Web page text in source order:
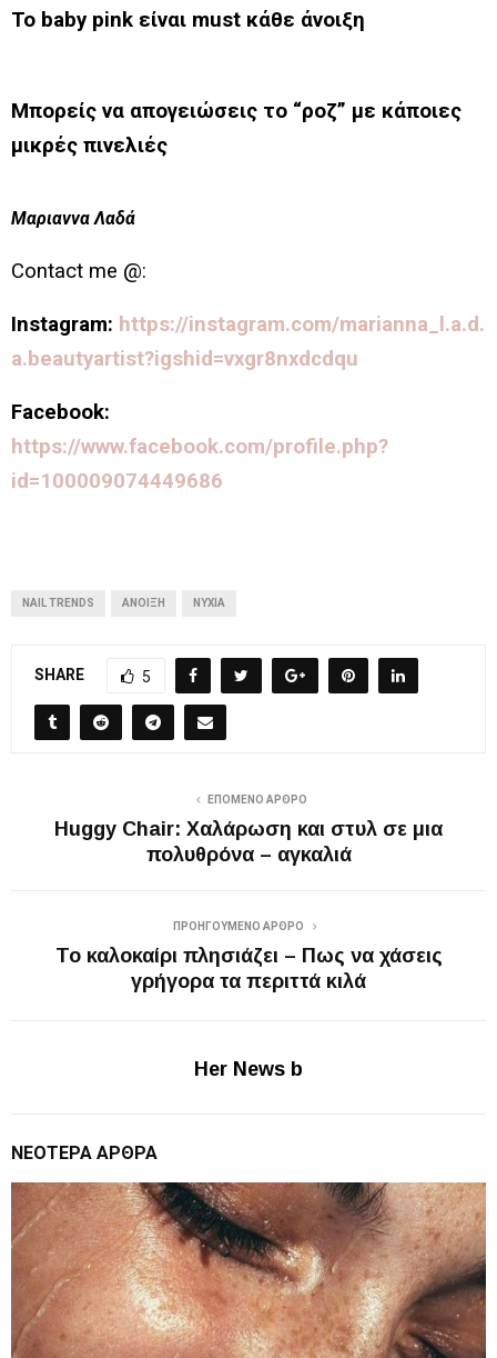
Το baby pink είναι must κάθε άνοιξη
Μπορείς να απογειώσεις το “ροζ” με κάποιες
μικρές πινελιές
Μαριαννα Λαδά
Contact me @:
Instagram: https://instagram.com/marianna_l.a.d.
a.beautyartist?igshid=vxgr8nxdcdqu
Facebook:
https://www.facebook.com/profile.php?
id=100009074449686
NAIL TRENDS ΑΝΟΙΞΗ ΝΎΧΙΑ
SHARE 5
ΕΠΌΜΕΝΟ ΆΡΘΡΟ
Huggy Chair: Χαλάρωση και στυλ σε μια
πολυθρόνα – αγκαλιά
ΠΡΟΗΓΟΎΜΕΝΟ ΆΡΘΡΟ
Το καλοκαίρι πλησιάζει – Πως να χάσεις
γρήγορα τα περιττά κιλά
Her News b
ΝΕΌΤΕΡΑ ΆΡΘΡΑ